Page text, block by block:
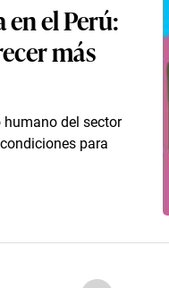
el Perú:
más
del sector
para